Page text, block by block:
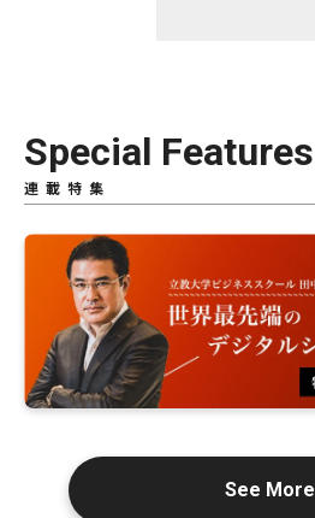
Special Features
連載特集
See More